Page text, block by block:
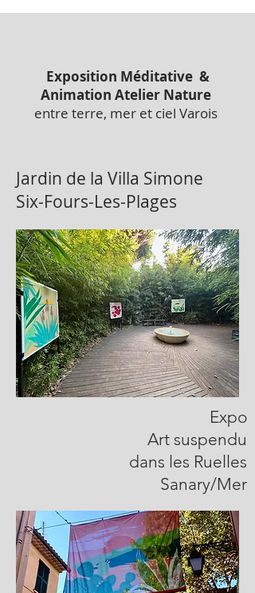
Exposition Méditative &
Animation Atelier Nature
entre terre, mer et ciel Varois
Jardin de la Villa Simone
Six-Fours-Les-Plages
Expo
Art suspendu
dans les Ruelles
Sanary/Mer